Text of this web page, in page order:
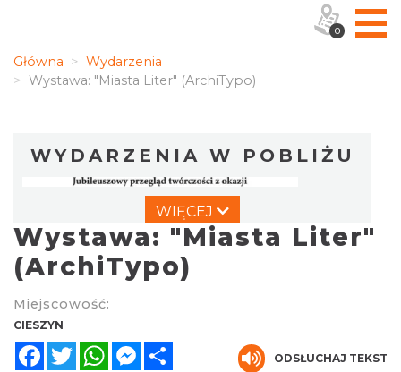
Główna
Wydarzenia
Wystawa: "Miasta Liter" (ArchiTypo)
WYDARZENIA W POBLIŻU
Ślad. Litera. Piksel. Wystawa z okazji 30-
lecia Muzeum Drukarstwa w Cieszynie
Cieszyn
WIĘCEJ
Wystawa: "Miasta Liter"
(ArchiTypo)
Miejscowość:
CIESZYN
FacebookTwitterWhatsAppMessenger
ODSŁUCHAJ TEKST
0